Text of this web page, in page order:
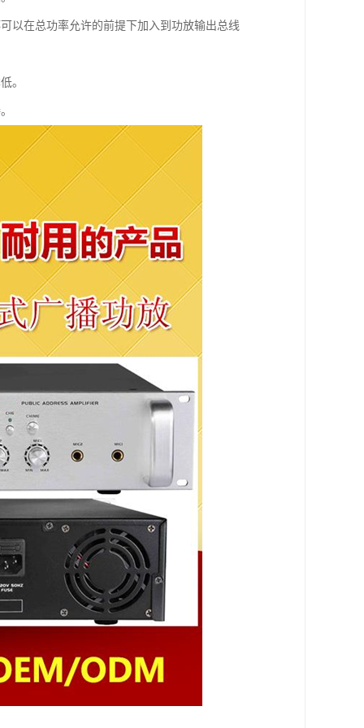
以在总功率允许的前提下加入到功放输出总线
。